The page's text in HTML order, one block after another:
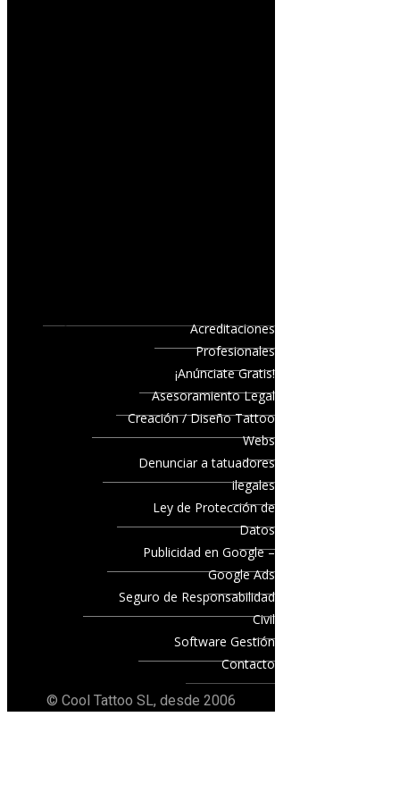
Acreditaciones
Profesionales
¡Anúnciate Gratis!
Asesoramiento Legal
Creación / Diseño Tattoo
Webs
Denunciar a tatuadores
ilegales
Ley de Protección de
Datos
Publicidad en Google –
Google Ads
Seguro de Responsabilidad
Civil
Software Gestión
Contacto
© Cool Tattoo SL, desde 2006